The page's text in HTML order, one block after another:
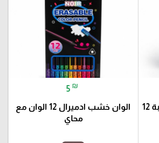
الوان خشب ادميرال اسود علبة 12
5 ₪
الوان خشب ادميرال 12 الوان مع
محاي